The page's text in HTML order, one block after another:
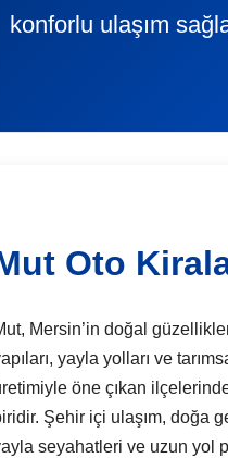
konforlu ulaşım
Oto
Mersin’in doğal
yayla yolları ve
öne çıkan
Şehir içi ulaşım, doğa
seyahatleri ve uzun yol